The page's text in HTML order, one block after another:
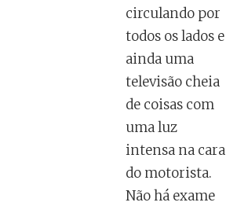
circulando por
todos os lados e
ainda uma
televisão cheia
de coisas com
uma luz
intensa na cara
do motorista.
Não há exame